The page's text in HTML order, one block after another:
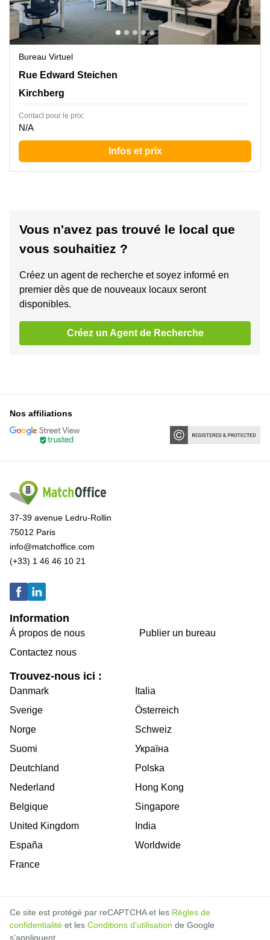
Bureau Virtuel
2 Rue Edward Steichen,1<sup>er</sup> étage de
Rue Edward Steichen
Kirchberg
Contact pour le prix:
N/A
Infos et prix
Vous n'avez pas trouvé le local que
vous souhaitiez ?
Créez un agent de recherche et soyez informé en
premier dès que de nouveaux locaux seront
disponibles.
Créez un Agent de Recherche
Nos affiliations
37-39 avenue Ledru-Rollin
75012 Paris
info@matchoffice.com
(+33) 1 46 46 10 21
Information
Á propos de nous
Contactez nous
Publier un bureau
Trouvez-nous ici :
Danmark
Sverige
Norge
Suomi
Deutchland
Nederland
Belgique
United Kingdom
España
France
Italia
Österreich
Schweiz
Україна
Polska
Hong Kong
Singapore
India
Worldwide
Ce site est protégé par reCAPTCHA et les Règles de
confidentialité et les Conditions d’utilisation de Google
s’appliquent.